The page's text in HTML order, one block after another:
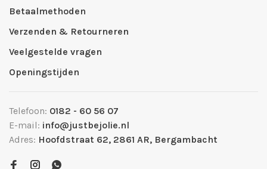
Betaalmethoden
Verzenden & Retourneren
Veelgestelde vragen
Openingstijden
Telefoon: 0182 - 60 56 07
E-mail: info@justbejolie.nl
Adres: Hoofdstraat 62, 2861 AR, Bergambacht